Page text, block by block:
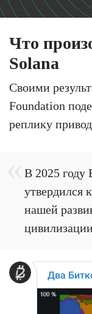
Что
Solana
Своими
Foundation
реплику
В 2025 году
утвердился
нашей